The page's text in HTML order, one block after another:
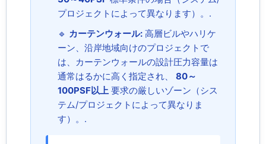
プロジェクトによって異なります）。.
🔹 カーテンウォール: 高層ビルやハリケ
ーン、沿岸地域向けのプロジェクトで
は、カーテンウォールの設計圧力容量は
通常はるかに高く指定され、 80～
100PSF以上 要求の厳しいゾーン（シス
テム/プロジェクトによって異なりま
す）。.